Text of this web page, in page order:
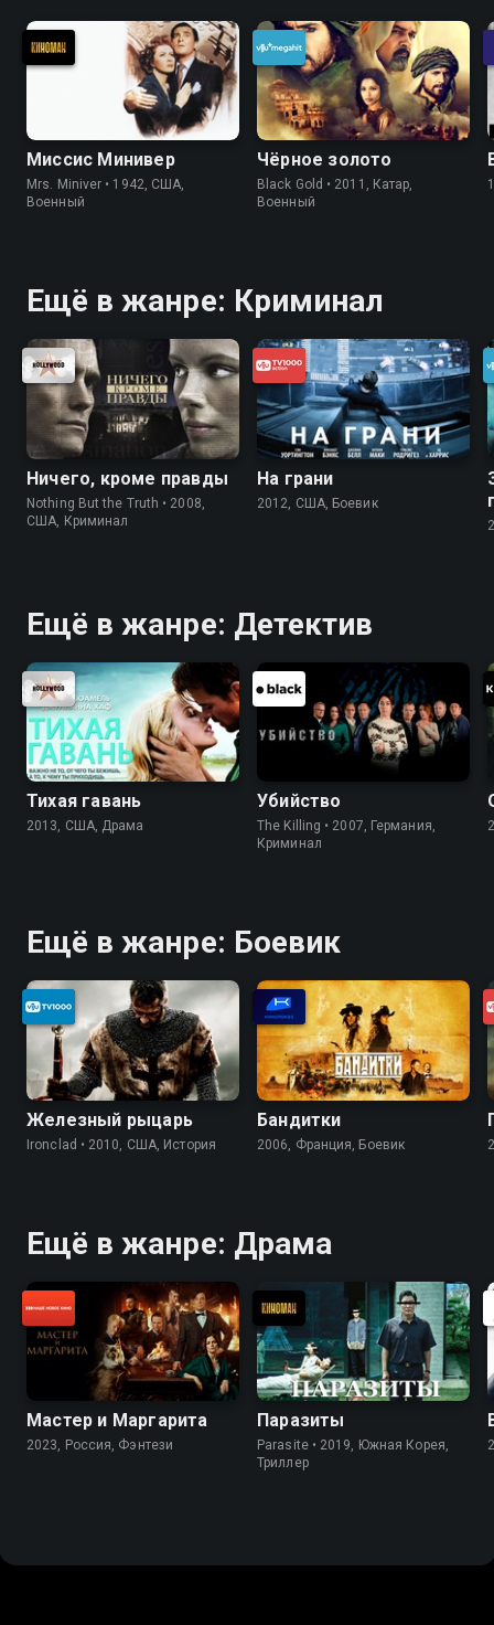
Миссис Минивер
Mrs. Miniver • 1942, США,
Военный
Чёрное золото
Black Gold • 2011, Катар,
Военный
Ещё в жанре: Криминал
Ничего, кроме правды
Nothing But the Truth • 2008,
США, Криминал
На грани
2012, США, Боевик
Ещё в жанре: Детектив
Тихая гавань
2013, США, Драма
Убийство
The Killing • 2007, Германия,
Криминал
Ещё в жанре: Боевик
Железный рыцарь
Ironclad • 2010, США, История
Бандитки
2006, Франция, Боевик
Ещё в жанре: Драма
Мастер и Маргарита
2023, Россия, Фэнтези
Паразиты
Parasite • 2019, Южная Корея,
Триллер